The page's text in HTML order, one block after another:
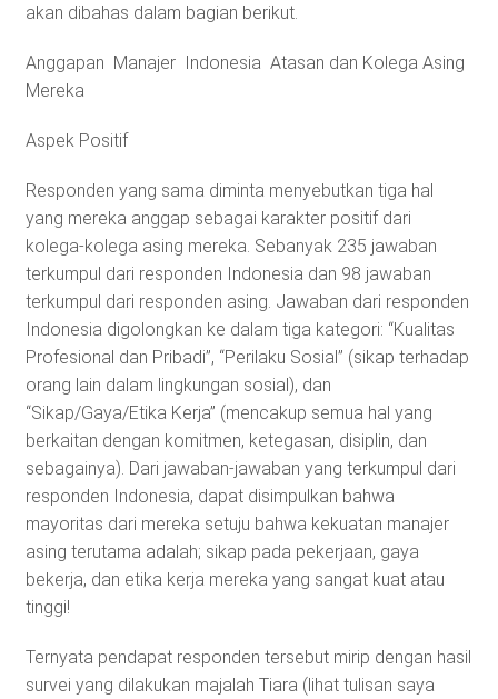
akan dibahas dalam bagian berikut.
Anggapan Manajer Indonesia Atasan dan Kolega Asing
Mereka
Aspek Positif
Responden yang sama diminta menyebutkan tiga hal
yang mereka anggap sebagai karakter positif dari
kolega-kolega asing mereka. Sebanyak 235 jawaban
terkumpul dari responden Indonesia dan 98 jawaban
terkumpul dari responden asing. Jawaban dari responden
Indonesia digolongkan ke dalam tiga kategori: “Kualitas
Profesional dan Pribadi”, “Perilaku Sosial” (sikap terhadap
orang lain dalam lingkungan sosial), dan
“Sikap/Gaya/Etika Kerja” (mencakup semua hal yang
berkaitan dengan komitmen, ketegasan, disiplin, dan
sebagainya). Dari jawaban-jawaban yang terkumpul dari
responden Indonesia, dapat disimpulkan bahwa
mayoritas dari mereka setuju bahwa kekuatan manajer
asing terutama adalah; sikap pada pekerjaan, gaya
bekerja, dan etika kerja mereka yang sangat kuat atau
tinggi!
Ternyata pendapat responden tersebut mirip dengan hasil
survei yang dilakukan majalah Tiara (lihat tulisan saya